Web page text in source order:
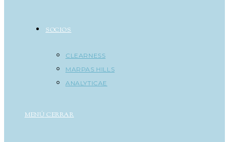
SOCIOS
CLEARNESS
MARPAS HILLS
ANALYTICAE
MENÚ CERRAR